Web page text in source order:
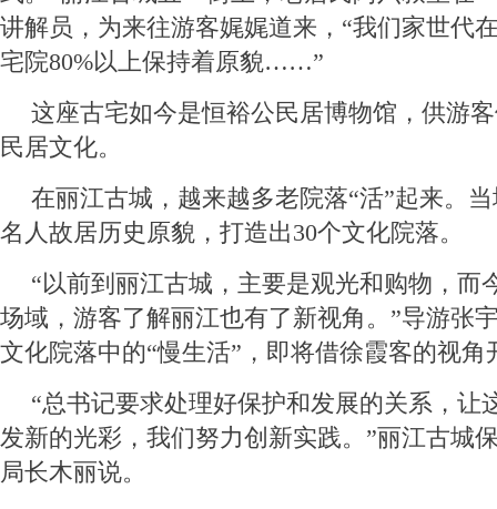
讲解员，为来往游客娓娓道来，“我们家世代
宅院80%以上保持着原貌……”
这座古宅如今是恒裕公民居博物馆，供游
民居文化。
在丽江古城，越来越多老院落“活”起来。
名人故居历史原貌，打造出30个文化院落。
“以前到丽江古城，主要是观光和购物，而
场域，游客了解丽江也有了新视角。”导游张
文化院落中的“慢生活”，即将借徐霞客的视角
“总书记要求处理好保护和发展的关系，让
发新的光彩，我们努力创新实践。”丽江古城
局长木丽说。